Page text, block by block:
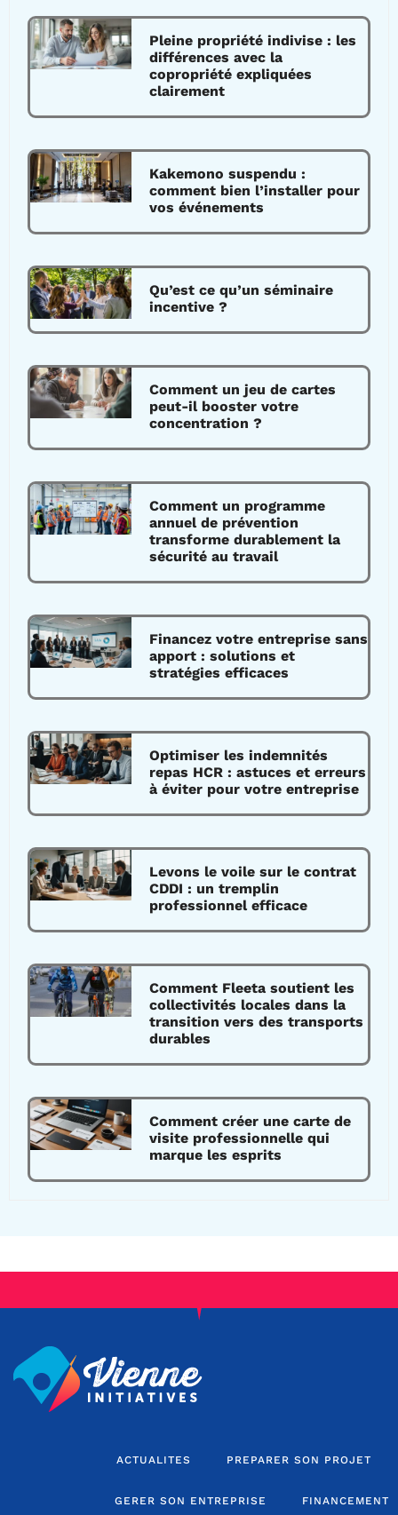
Pleine propriété indivise : les
différences avec la
copropriété expliquées
clairement
Kakemono suspendu :
comment bien l’installer pour
vos événements
Qu’est ce qu’un séminaire
incentive ?
Comment un jeu de cartes
peut-il booster votre
concentration ?
Comment un programme
annuel de prévention
transforme durablement la
sécurité au travail
Financez votre entreprise sans
apport : solutions et
stratégies efficaces
Optimiser les indemnités
repas HCR : astuces et erreurs
à éviter pour votre entreprise
Levons le voile sur le contrat
CDDI : un tremplin
professionnel efficace
Comment Fleeta soutient les
collectivités locales dans la
transition vers des transports
durables
Comment créer une carte de
visite professionnelle qui
marque les esprits
ACTUALITES PREPARER SON PROJET
GERER SON ENTREPRISE FINANCEMENT